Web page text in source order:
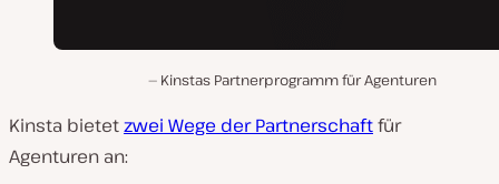
Kinstas Partnerprogramm für Agenturen
Kinsta bietetzwei Wege der Partnerschaftfür
Agenturen an: